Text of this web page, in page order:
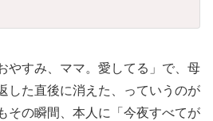
やすみ、ママ。愛してる」で、母
した直後に消えた、っていうのが
その瞬間、本人に「今夜すべてが